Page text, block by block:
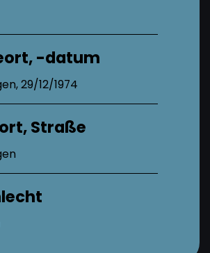
-datum
29/12/1974
Straße